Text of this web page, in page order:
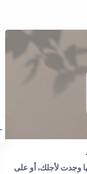
وجدت لأجلك، أو على